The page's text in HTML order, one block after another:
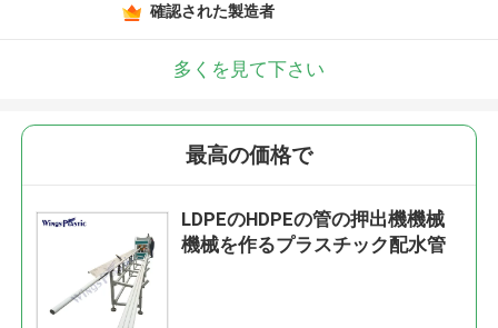
確認された製造者
多くを見て下さい
最高の価格で
LDPEのHDPEの管の押出機機械
機械を作るプラスチック配水管